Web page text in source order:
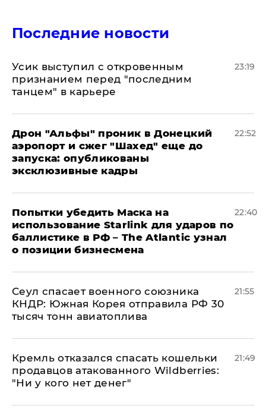
Последние новости
Усик выступил с откровенным
признанием перед "последним
танцем" в карьере
23:19
Дрон "Альфы" проник в Донецкий
аэропорт и сжег "Шахед" еще до
запуска: опубликованы
эксклюзивные кадры
22:52
Попытки убедить Маска на
использование Starlink для ударов по
баллистике в РФ – The Atlantic узнал
о позиции бизнесмена
22:40
​Сеул спасает военного союзника
КНДР: Южная Корея отправила РФ 30
тысяч тонн авиатоплива
21:55
Кремль отказался спасать кошельки
продавцов атакованного Wildberries:
"Ни у кого нет денег"
21:49